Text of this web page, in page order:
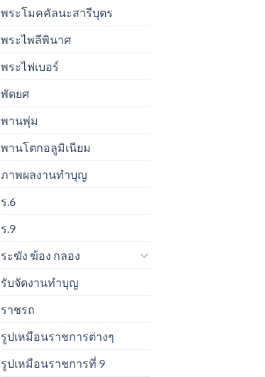
พระโมคคัลนะสารีบุตร
พระไพลีพินาศ
พระไฟเบอร์
พัดยศ
พานพุ่ม
พานโตกอลูมิเนียม
ภาพผลงานทำบุญ
ร.6
ร.9
ระฆัง ฆ้อง กลอง
รับจัดงานทำบุญ
ราชรถ
รูปเหมือนราชการต่างๆ
รูปเหมือนราชการที่ 9